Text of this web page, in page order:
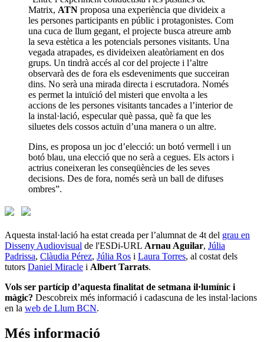
Matrix, ATN proposa una experiència que divideix a
les persones participants en públic i protagonistes. Com
una cuca de llum gegant, el projecte busca atreure amb
la seva estètica a les potencials persones visitants. Una
vegada atrapades, es divideixen aleatòriament en dos
grups. Un tindrà accés al cor del projecte i l’altre
observarà des de fora els esdeveniments que succeiran
dins. No serà una mirada directa i escrutadora. Només
es permet la intuïció del misteri que envolta a les
accions de les persones visitants tancades a l’interior de
la instal·lació, especular què passa, què fa que les
siluetes dels cossos actuïn d’una manera o un altre.
Dins, es proposa un joc d’elecció: un botó vermell i un
botó blau, una elecció que no serà a cegues. Els actors i
actrius coneixeran les conseqüències de les seves
decisions. Des de fora, només serà un ball de difuses
ombres”.
Aquesta instal·lació ha estat creada per l’alumnat de 4t del grau en
Disseny Audiovisual de l'ESDi-URL Arnau Aguilar, Júlia
Padrissa, Clàudia Pérez, Júlia Ros i Laura Torres, al costat dels
tutors Daniel Miracle i Albert Tarrats.
Vols ser partícip d’aquesta finalitat de setmana il·lumínic i
màgic? Descobreix més informació i cadascuna de les instal·lacions
en la web de Llum BCN.
Més informació